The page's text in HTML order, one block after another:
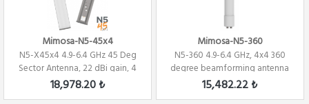
Mimosa-N5-45x4
N5-X45x4 4.9-6.4 GHz 45 Deg
Sector Antenna, 22 dBi gain, 4
Port Se...
18,978.20 ₺
Mimosa-N5-360
N5-360 4.9-6.4 GHz, 4x4 360
degree beamforming antenna
for A5c
15,482.22 ₺